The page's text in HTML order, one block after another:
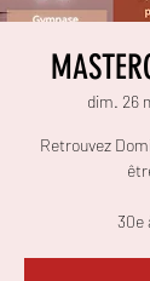
dim. 26
Retrouvez
30e